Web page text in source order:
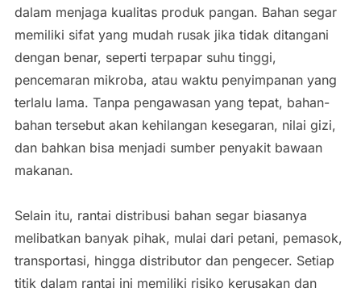
dalam menjaga kualitas produk pangan. Bahan segar
memiliki sifat yang mudah rusak jika tidak ditangani
dengan benar, seperti terpapar suhu tinggi,
pencemaran mikroba, atau waktu penyimpanan yang
terlalu lama. Tanpa pengawasan yang tepat, bahan-
bahan tersebut akan kehilangan kesegaran, nilai gizi,
dan bahkan bisa menjadi sumber penyakit bawaan
makanan.
Selain itu, rantai distribusi bahan segar biasanya
melibatkan banyak pihak, mulai dari petani, pemasok,
transportasi, hingga distributor dan pengecer. Setiap
titik dalam rantai ini memiliki risiko kerusakan dan